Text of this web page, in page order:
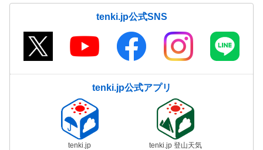
tenki.jp公式SNS
tenki.jp公式アプリ
tenki.jp tenki.jp 登山天気